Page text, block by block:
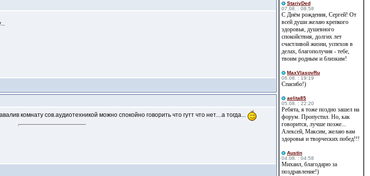
комнату сов.аудиотехникой можно спокойно говорить что гутт что нет....а тогда...
StariyDed
07.08. : 08:58
С Днём рождения, Сергей! От
всей души желаю крепкого
здоровья, душевного
спокойствия, долгих лет
счастливой жизни, успехов в
делах, благополучия - тебе,
твоим родным и близким!
MaxVlasovRu
06.08. : 19:19
Спасибо!)
aelita85
05.08. : 22:20
Ребята, я тоже поздно зашел на
форум. Пропустил. Но, как
говорится, лучше позже...
Алексей, Максим, желаю вам
здоровья и творческих побед!!!
Austin
04.08. : 04:58
Михаил, благодарю за
поздравление!)